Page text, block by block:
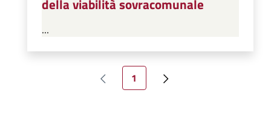
della viabilità sovracomunale
...
Paginazione
Pagina precedente
Pagina attuale
1
Pagina successiva